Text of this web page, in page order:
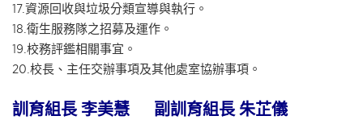
17.資源回收與垃圾分類宣導與執行。
18.衛生服務隊之招募及運作。
19.校務評鑑相關事宜。
20.校長、主任交辦事項及其他處室協辦事項。
訓育組長 李美慧 副訓育組長 朱芷儀